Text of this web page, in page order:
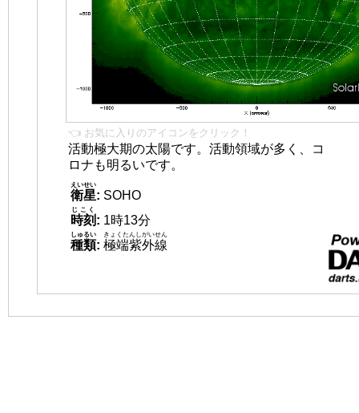
👈 お気に入りのアイコンをクリック！
活動極大期の太陽です。活動領域が多く、コ
ロナも明るいです。
衛星
えいせい
: SOHO
時刻
じこく
: 1時13分
種類
しゅるい
: 極端紫外線
きょくたんしがいせん